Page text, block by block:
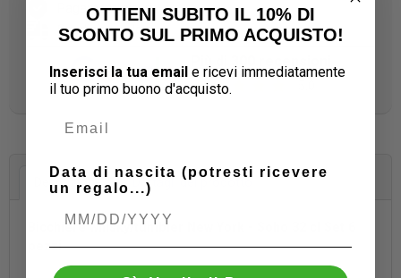
Pagamenti sicuri
Spedizioni veloci
Descrizione Dettagli del prodotto
Bicchiere whisky/tumbler New York - Soho 32 cl Set 6
pezzi
OTTIENI SUBITO IL 10% DI
SCONTO SUL PRIMO ACQUISTO!
Inserisci la tua email e ricevi immediatamente
il tuo primo buono d'acquisto.
Data di nascita (potresti ricevere
un regalo...)